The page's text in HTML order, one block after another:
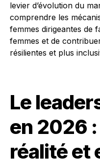
levier d’évolution du
comprendre les
femmes dirigeantes de
femmes et de
résilientes et plus
Le
en 2026
réalité et